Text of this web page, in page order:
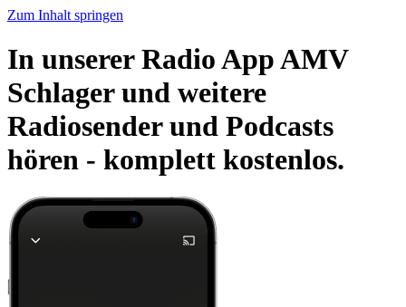
Zum Inhalt springen
In unserer Radio App AMV
Schlager und weitere
Radiosender und Podcasts
hören - komplett kostenlos.